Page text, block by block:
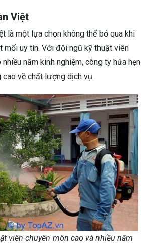
Việt
là một lựa chọn không thể bỏ qua khi
mối uy tín. Với đội ngũ kỹ thuật viên
năm kinh nghiệm, công ty hứa hẹn
về chất lượng dịch vụ.
viên chuyên môn cao và nhiều năm